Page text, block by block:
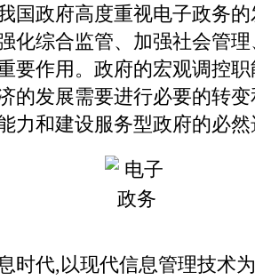
政府高度重视电子政务的
化综合监管、加强社会管
要作用。政府的宏观调控
的发展需要进行必要的转
力和建设服务型政府的必
代,以现代信息管理技术为